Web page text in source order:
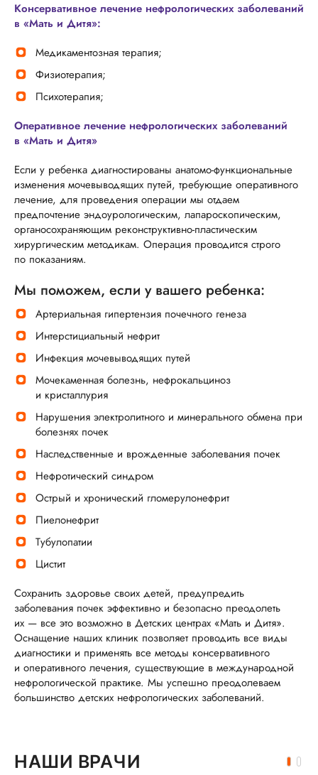
Консервативное лечение нефрологических заболеваний
в «Мать и Дитя»:
Медикаментозная терапия;
Физиотерапия;
Психотерапия;
Оперативное лечение нефрологических заболеваний
в «Мать и Дитя»
Если у ребенка диагностированы анатомо-функциональные
изменения мочевыводящих путей, требующие оперативного
лечение, для проведения операции мы отдаем
предпочтение эндоурологическим, лапароскопическим,
органосохраняющим реконструктивно-пластическим
хирургическим методикам. Операция проводится строго
по показаниям.
Мы поможем, если у вашего ребенка:
Артериальная гипертензия почечного генеза
Интерстициальный нефрит
Инфекция мочевыводящих путей
Мочекаменная болезнь, нефрокальциноз
и кристаллурия
Нарушения электролитного и минерального обмена при
болезнях почек
Наследственные и врожденные заболевания почек
Нефротический синдром
Острый и хронический гломерулонефрит
Пиелонефрит
Тубулопатии
Цистит
Сохранить здоровье своих детей, предупредить
заболевания почек эффективно и безопасно преодолеть
их — все это возможно в Детских центрах «Мать и Дитя».
Оснащение наших клиник позволяет проводить все виды
диагностики и применять все методы консервативного
и оперативного лечения, существующие в международной
нефрологической практике. Мы успешно преодолеваем
большинство детских нефрологических заболеваний.
НАШИ ВРАЧИ